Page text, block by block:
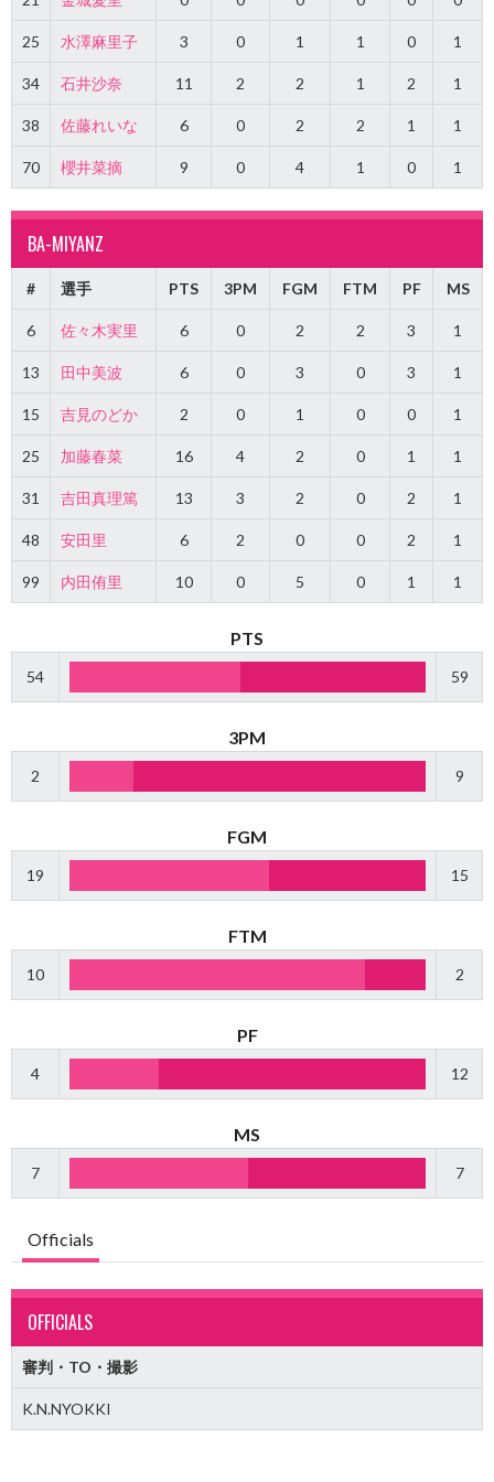
25 水澤麻里子 3 0 1 1 0 1
34 石井沙奈 11 2 2 1 2 1
38 佐藤れいな 6 0 2 2 1 1
70 櫻井菜摘 9 0 4 1 0 1
BA-MIYANZ
# 選手 PTS 3PM FGM FTM PF MS
6 佐々木実里 6 0 2 2 3 1
13 田中美波 6 0 3 0 3 1
15 吉見のどか 2 0 1 0 0 1
25 加藤春菜 16 4 2 0 1 1
31 吉田真理篤 13 3 2 0 2 1
48 安田里 6 2 0 0 2 1
99 内田侑里 10 0 5 0 1 1
PTS
54 59
3PM
2 9
FGM
19 15
FTM
10 2
PF
4 12
MS
7 7
Officials
OFFICIALS
審判・TO・撮影
K.N.NYOKKI